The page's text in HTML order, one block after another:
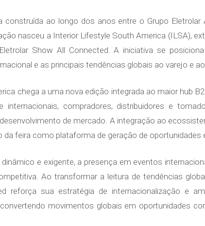
construída ao longo dos anos entre o Grupo
nasceu a Interior Lifestyle South America (ILSA),
Show All Connected. A iniciativa se
e as principais tendências globais ao varejo e
chega a uma nova edição integrada ao maior hub
internacionais, compradores, distribuidores e
de mercado. A integração ao
feira como plataforma de geração de oportunidades
e exigente, a presença em eventos
Ao transformar a leitura de tendências
reforça sua estratégia de internacionalização e
movimentos globais em oportunidades